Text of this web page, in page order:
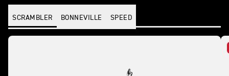
SCRAMBLER BONNEVILLE SPEED